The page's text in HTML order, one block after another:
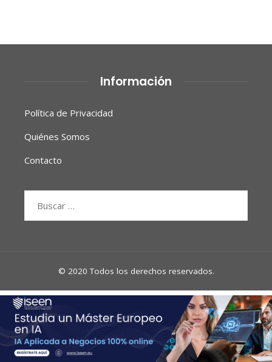
Información
Política de Privacidad
Quiénes Somos
Contacto
© 2020 Todos los derechos reservados.